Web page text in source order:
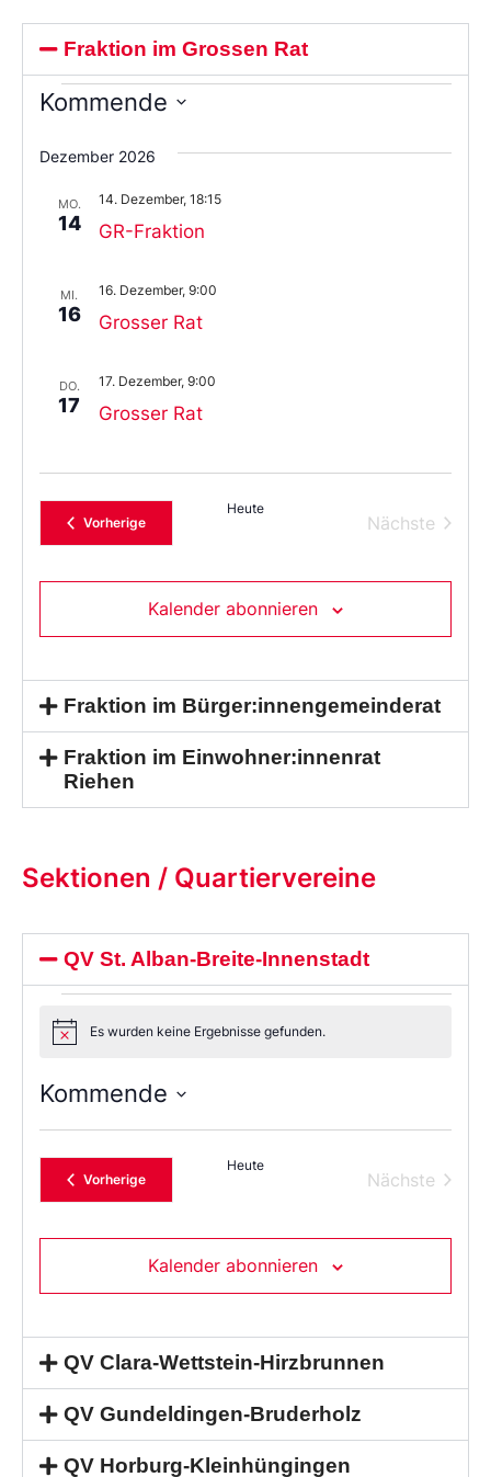
Fraktion im Grossen Rat
Kommende
Sie
das
aus.
Dezember 2026
MO.
14 GR-Fraktion
14. Dezember, 18:15
MI.
16 Grosser Rat
16. Dezember, 9:00
DO.
17 Grosser Rat
17. Dezember, 9:00
VorherigeVeranstaltungen
Heute
Nächste
Kalender abonnieren
Fraktion im Bürger:innengemeinderat
Fraktion im Einwohner:innenrat
Riehen
Sektionen / Quartiervereine
QV St. Alban-Breite-Innenstadt
NoticeEs wurden keine Ergebnisse gefunden.
Kommende
das
DatumVorherigeVeranstaltungen
Heute
Nächste
Kalender abonnieren
QV Clara-Wettstein-Hirzbrunnen
QV Gundeldingen-Bruderholz
QV Horburg-Kleinhüngingen